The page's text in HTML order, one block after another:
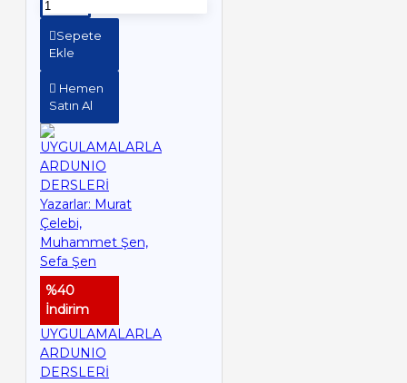
Sepete
Ekle
Hemen
Satın Al
%40
İndirim
UYGULAMALARLA
ARDUNIO
DERSLERİ